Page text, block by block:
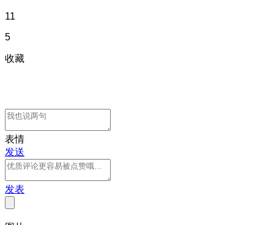
11
5
收藏
表情
发送
发表